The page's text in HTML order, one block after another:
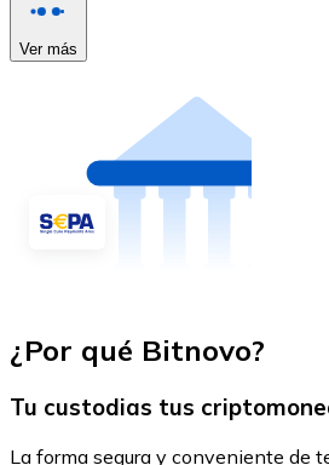
Ver más
¿Por qué Bitnovo?
Tu custodias tus
La forma segura y conveniente de